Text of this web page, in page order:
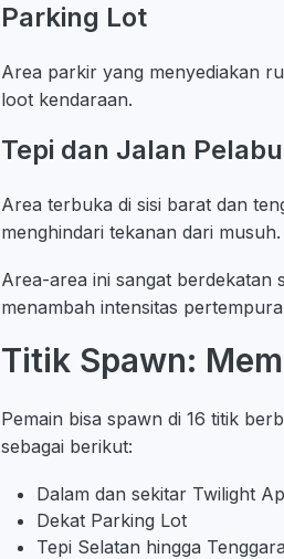
Parking Lot
Area parkir yang menyediakan
loot kendaraan.
Tepi dan Jalan
Area terbuka di sisi barat dan
menghindari tekanan dari musuh.
Area-area ini sangat berdekatan
menambah intensitas
Titik Spawn:
Pemain bisa spawn di 16 titik
sebagai berikut:
Dalam dan sekitar Twilight
Dekat Parking Lot
Tepi Selatan hingga